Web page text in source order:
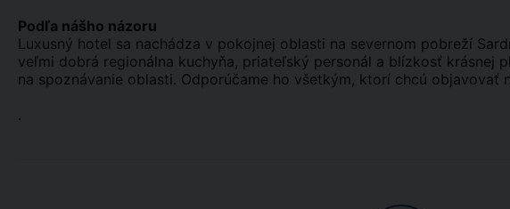
Podľa nášho názoru
Luxusný hotel sa nachádza v pokojnej oblasti na severnom pobreží
veľmi dobrá regionálna kuchyňa, priateľský personál a blízkosť krásnej
na spoznávanie oblasti. Odporúčame ho všetkým, ktorí chcú objavovať
.